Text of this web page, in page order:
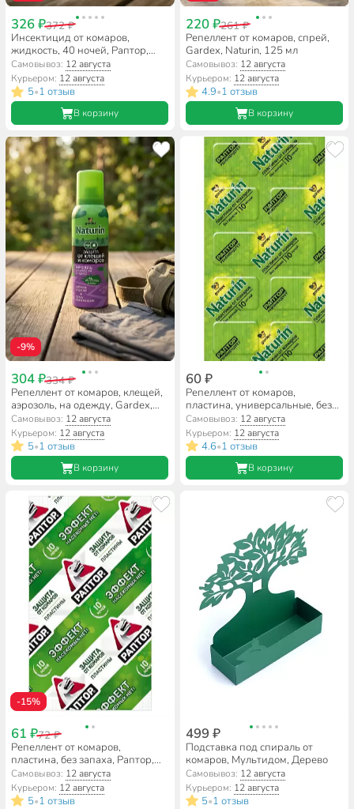
326 ₽372 ₽
Инсектицид от комаров,
жидкость, 40 ночей, Раптор,
Turbo
Самовывоз: 12 августа
Курьером: 12 августа
5•1 отзыв
В корзину
220 ₽261 ₽
Репеллент от комаров, спрей,
Gardex, Naturin, 125 мл
Самовывоз: 12 августа
Курьером: 12 августа
4.9•1 отзыв
В корзину
-9%
304 ₽334 ₽
Репеллент от комаров, клещей,
аэрозоль, на одежду, Gardex,
Naturin, 100 мл
Самовывоз: 12 августа
Курьером: 12 августа
5•1 отзыв
В корзину
60 ₽
Репеллент от комаров,
пластина, универсальные, без
запаха, Gardex, Naturin, 10 шт
Самовывоз: 12 августа
Курьером: 12 августа
4.6•1 отзыв
В корзину
-15%
61 ₽72 ₽
Репеллент от комаров,
пластина, без запаха, Раптор,
Эффект, 10 шт
Самовывоз: 12 августа
Курьером: 12 августа
5•1 отзыв
499 ₽
Подставка под спираль от
комаров, Мультидом, Дерево
Самовывоз: 12 августа
Курьером: 12 августа
5•1 отзыв